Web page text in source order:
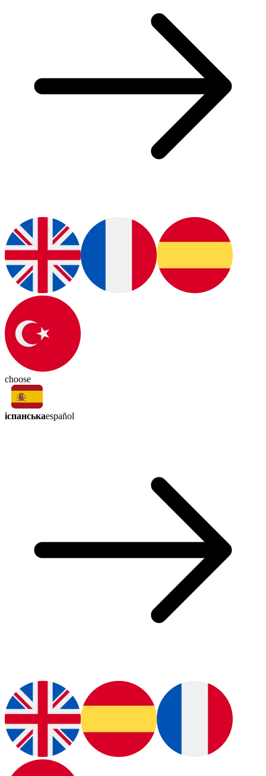
choose
іспанськаespañol